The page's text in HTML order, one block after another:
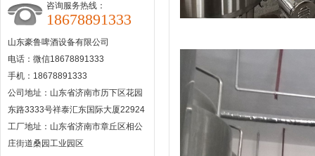
咨询服务热线：
18678891333
山东豪鲁啤酒设备有限公司
电话：微信18678891333
手机：18678891333
公司地址：山东省济南市历下区花园
东路3333号祥泰汇东国际大厦22924
工厂地址：山东省济南市章丘区相公
庄街道桑园工业园区